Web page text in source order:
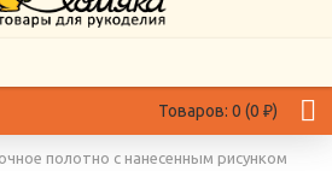
Товаров: 0 (0 ₽)
полотно с нанесенным рисунком